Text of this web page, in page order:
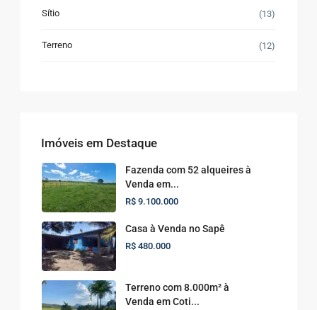
Sítio (13)
Terreno (12)
Imóveis em Destaque
Fazenda com 52 alqueires à
Venda em...
R$ 9.100.000
Casa à Venda no Sapê
R$ 480.000
Terreno com 8.000m² à
Venda em Coti...